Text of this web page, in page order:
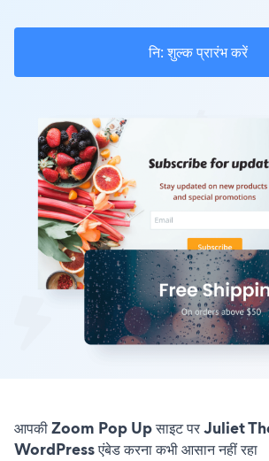
नि: शुल्क प्रारंभ करें
आपकी Zoom Pop Up साइट पर Juliet
WordPress एंबेड करना कभी आसान नहीं रहा